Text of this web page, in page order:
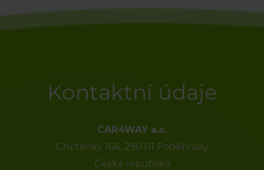
Kontaktní údaje
CAR4WAY a.s.
Choťánky 166, 290 01 Poděbrady
Česká republika